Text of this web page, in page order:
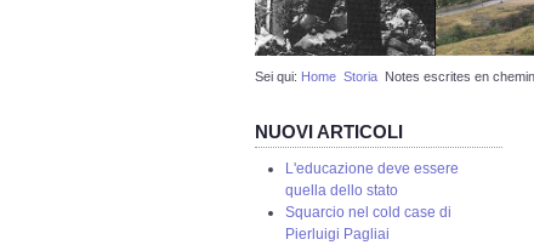
Sei qui: Home Storia Notes escrites en
NUOVI ARTICOLI
L'educazione deve essere
quella dello stato
Squarcio nel cold case di
Pierluigi Pagliai